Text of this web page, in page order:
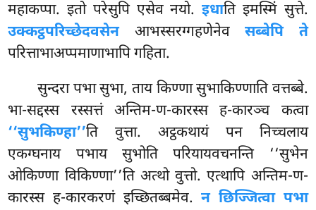
महाकप्पा. इतो परेसुपि एसेव नयो.इधाति इमस्मिं सुत्ते.
उक्कट्ठपरिच्छेदवसेनआभस्सरग्गहणेनेवसब्बेपि ते
परित्ताभाअप्पमाणाभापि गहिता.
सुन्दरा पभा सुभा, ताय किण्णा सुभाकिण्णाति वत्तब्बे.
भा-सद्दस्स रस्सत्तं अन्तिम-ण-कारस्स ह-कारञ्च कत्वा
‘‘सुभकिण्हा’’ति वुत्ता. अट्ठकथायं पन निच्चलाय
एकग्घनाय पभाय सुभोति परियायवचनन्ति ‘‘सुभेन
ओकिण्णा विकिण्णा’’ति अत्थो वुत्तो. एत्थापि अन्तिम-ण-
कारस्स ह-कारकरणं इच्छितब्बमेव.न छिज्जित्वा पभा